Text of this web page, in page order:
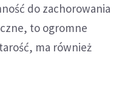
do zachorowania
to ogromne
ma również